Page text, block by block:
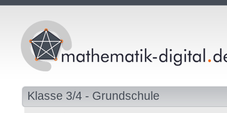
Klasse 3/4 - Grundschule